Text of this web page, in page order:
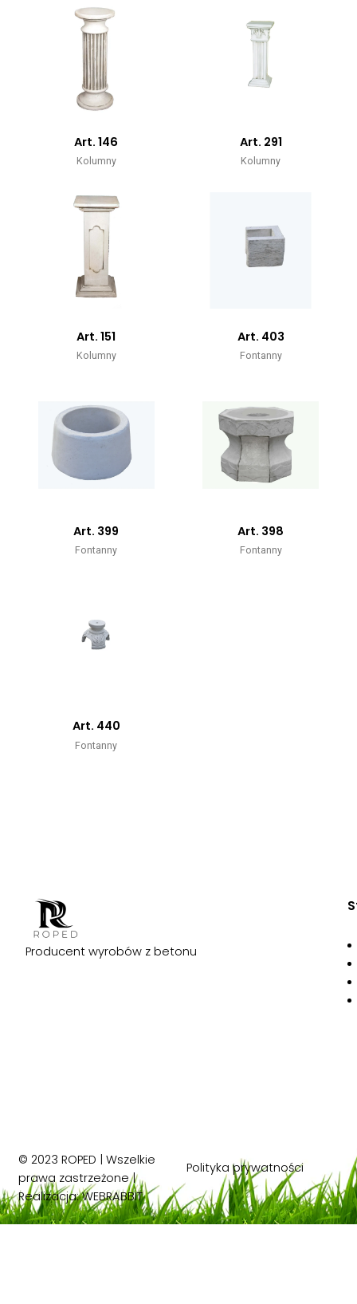
Art. 146
Kolumny
Art. 291
Kolumny
Art. 151
Kolumny
Art. 403
Fontanny
Art. 399
Fontanny
Art. 398
Fontanny
Art. 440
Fontanny
Producent wyrobów z betonu
© 2023 ROPED | Wszelkie
prawa zastrzeżone |
Realizacja:WEBRABBIT
Polityka prywatności